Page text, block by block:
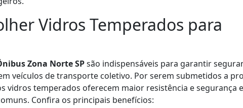
Vidros Temperados para
Zona Norte SPsão indispensáveis para garantir
veículos de transporte coletivo. Por serem submetidos a
vidros temperados oferecem maior resistência e segurança
Confira os principais benefícios: